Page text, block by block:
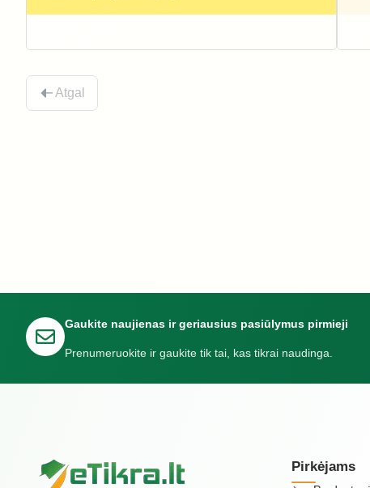
Atgal
Gaukite naujienas ir geriausius pasiūlymus pirmieji
Prenumeruokite ir gaukite tik tai, kas tikrai naudinga.
Pirkėjams